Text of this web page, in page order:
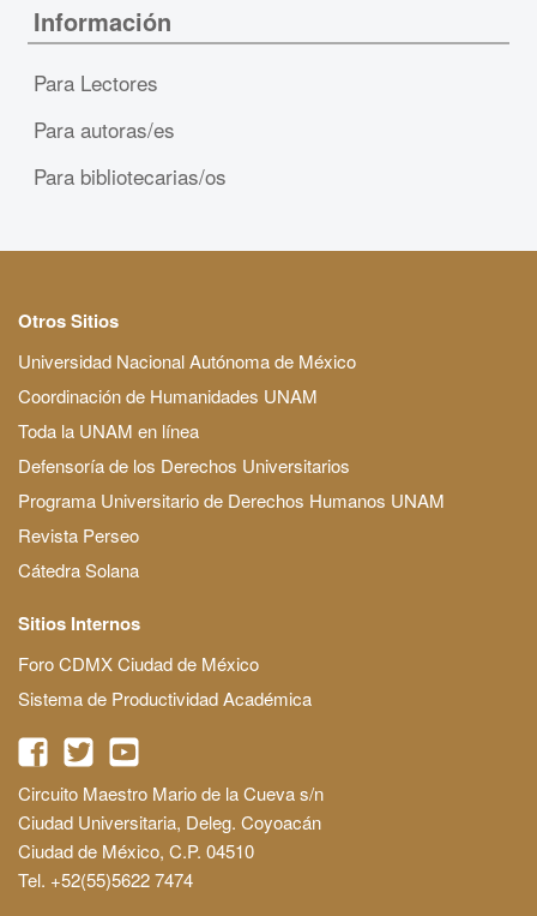
Información
Para Lectores
Para autoras/es
Para bibliotecarias/os
Otros Sitios
Universidad Nacional Autónoma de México
Coordinación de Humanidades UNAM
Toda la UNAM en línea
Defensoría de los Derechos Universitarios
Programa Universitario de Derechos Humanos UNAM
Revista Perseo
Cátedra Solana
Sitios Internos
Foro CDMX Ciudad de México
Sistema de Productividad Académica
Circuito Maestro Mario de la Cueva s/n
Ciudad Universitaria, Deleg. Coyoacán
Ciudad de México, C.P. 04510
Tel. +52(55)5622 7474